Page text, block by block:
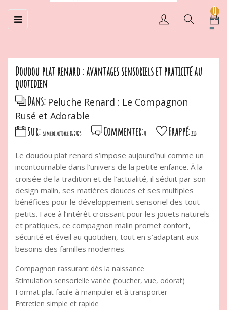
Basculer
la
☰
0
Doudou plat renard : avantages sensoriels et praticité au
quotidien
Dans: Peluche Renard : Le Compagnon
Rusé et Adorable
Sur: samedi, octobre 18 2025 Commenter:0 Frappé:210
Le doudou plat renard s’impose aujourd’hui comme un
incontournable dans l’univers de la petite enfance. À la
croisée de la tradition et de l’actualité, il séduit par son
design malin, ses matières douces et ses multiples
bénéfices pour le développement sensoriel des tout-
petits. Face à l’intérêt croissant pour les jouets naturels
et pratiques, ce compagnon malin promet confort,
sécurité et éveil au quotidien, tout en s’adaptant aux
besoins des familles modernes.
Compagnon rassurant dès la naissance
Stimulation sensorielle variée (toucher, vue, odorat)
Format plat facile à manipuler et à transporter
Entretien simple et rapide